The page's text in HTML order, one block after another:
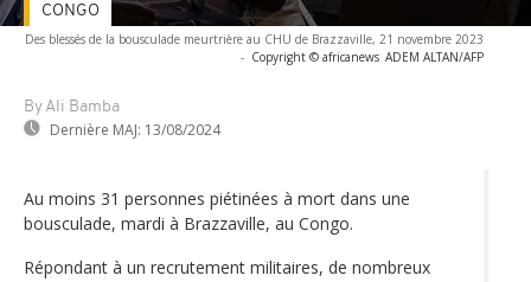
Des blessés de la bousculade meurtrière au CHU de Brazzaville, 21 novembre 2023
- Copyright © africanews ADEM ALTAN/AFP
By Ali Bamba
Dernière MAJ: 13/08/2024
CONGO
Au moins 31 personnes piétinées à mort dans une
bousculade, mardi à Brazzaville, au Congo.
Répondant à un recrutement militaires, de nombreux